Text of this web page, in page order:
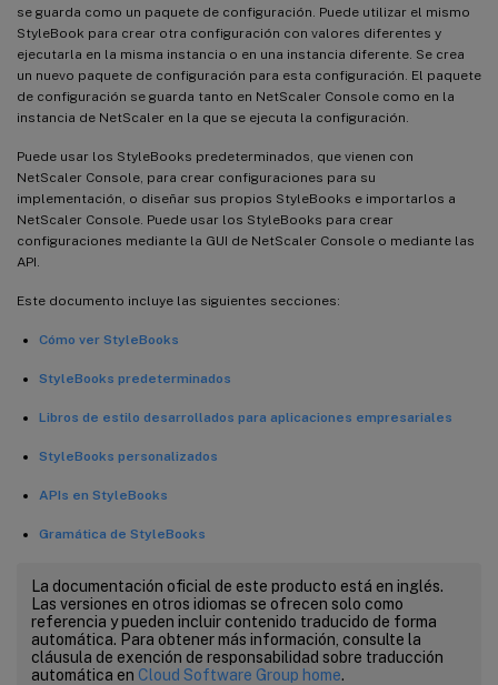
se guarda como un paquete de configuración. Puede utilizar el mismo
StyleBook para crear otra configuración con valores diferentes y
ejecutarla en la misma instancia o en una instancia diferente. Se crea
un nuevo paquete de configuración para esta configuración. El paquete
de configuración se guarda tanto en NetScaler Console como en la
instancia de NetScaler en la que se ejecuta la configuración.
Puede usar los StyleBooks predeterminados, que vienen con
NetScaler Console, para crear configuraciones para su
implementación, o diseñar sus propios StyleBooks e importarlos a
NetScaler Console. Puede usar los StyleBooks para crear
configuraciones mediante la GUI de NetScaler Console o mediante las
API.
Este documento incluye las siguientes secciones:
Cómo ver StyleBooks
StyleBooks predeterminados
Libros de estilo desarrollados para aplicaciones empresariales
StyleBooks personalizados
APIs en StyleBooks
Gramática de StyleBooks
La documentación oficial de este producto está en inglés.
Las versiones en otros idiomas se ofrecen solo como
referencia y pueden incluir contenido traducido de forma
automática. Para obtener más información, consulte la
cláusula de exención de responsabilidad sobre traducción
automática en Cloud Software Group home.